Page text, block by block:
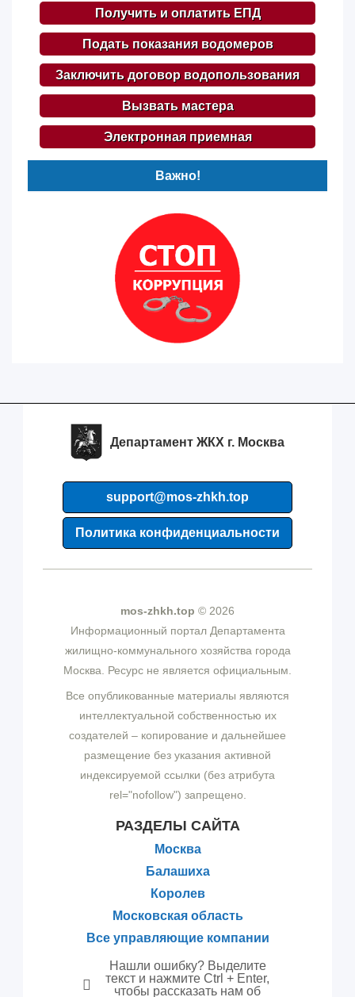
Получить и оплатить ЕПД
Подать показания водомеров
Заключить договор водопользования
Вызвать мастера
Электронная приемная
Важно!
Департамент ЖКХ г. Москва
support@mos-zhkh.top
Политика конфиденциальности
mos-zhkh.top © 2026
Информационный портал Департамента
жилищно-коммунального хозяйства города
Москва. Ресурс не является официальным.
Все опубликованные материалы являются
интеллектуальной собственностью их
создателей – копирование и дальнейшее
размещение без указания активной
индексируемой ссылки (без атрибута
rel="nofollow") запрещено.
РАЗДЕЛЫ САЙТА
Москва
Балашиха
Королев
Московская область
Все управляющие компании
Нашли ошибку? Выделите
текст и нажмите Ctrl + Enter,
чтобы рассказать нам об